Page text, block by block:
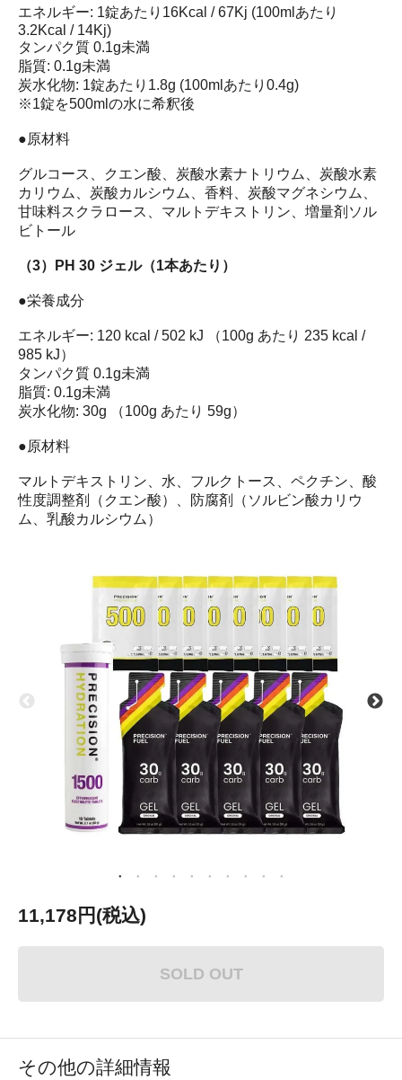
エネルギー: 1錠あたり16Kcal / 67Kj (100mlあたり
3.2Kcal / 14Kj)
タンパク質 0.1g未満
脂質: 0.1g未満
炭水化物: 1錠あたり1.8g (100mlあたり0.4g)
※1錠を500mlの水に希釈後
●原材料
グルコース、クエン酸、炭酸水素ナトリウム、炭酸水素
カリウム、炭酸カルシウム、香料、炭酸マグネシウム、
甘味料スクラロース、マルトデキストリン、増量剤ソル
ビトール
（3）PH 30 ジェル（1本あたり）
●栄養成分
エネルギー: 120 kcal / 502 kJ （100g あたり 235 kcal /
985 kJ）
タンパク質 0.1g未満
脂質: 0.1g未満
炭水化物: 30g （100g あたり 59g）
●原材料
マルトデキストリン、水、フルクトース、ペクチン、酸
性度調整剤（クエン酸）、防腐剤（ソルビン酸カリウ
ム、乳酸カルシウム）
11,178円(税込)
SOLD OUT
その他の詳細情報